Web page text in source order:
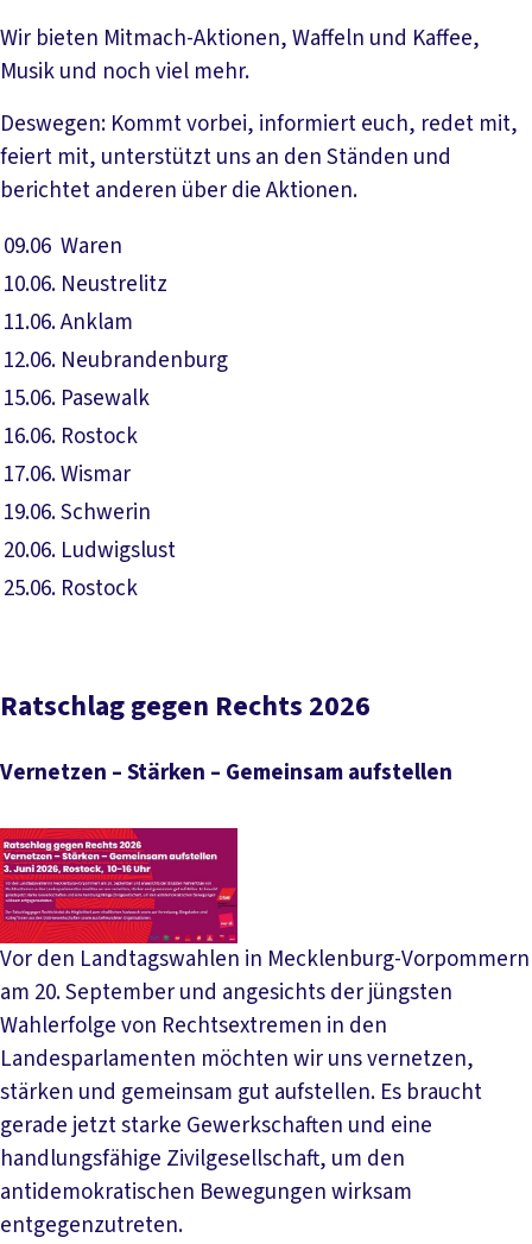
Wir bieten Mitmach-Aktionen, Waffeln und Kaffee,
Musik und noch viel mehr.
Deswegen: Kommt vorbei, informiert euch, redet mit,
feiert mit, unterstützt uns an den Ständen und
berichtet anderen über die Aktionen.
09.06 Waren
10.06. Neustrelitz
11.06.Anklam
12.06. Neubrandenburg
15.06. Pasewalk
16.06. Rostock
17.06.Wismar
19.06.Schwerin
20.06. Ludwigslust
25.06. Rostock
Ratschlag gegen Rechts 2026
Vernetzen – Stärken – Gemeinsam aufstellen
Vor den Landtagswahlen in Mecklenburg-Vorpommern
am 20. September und angesichts der jüngsten
Wahlerfolge von Rechtsextremen in den
Landesparlamenten möchten wir uns vernetzen,
stärken und gemeinsam gut aufstellen. Es braucht
gerade jetzt starke Gewerkschaften und eine
handlungsfähige Zivilgesellschaft, um den
antidemokratischen Bewegungen wirksam
entgegenzutreten.